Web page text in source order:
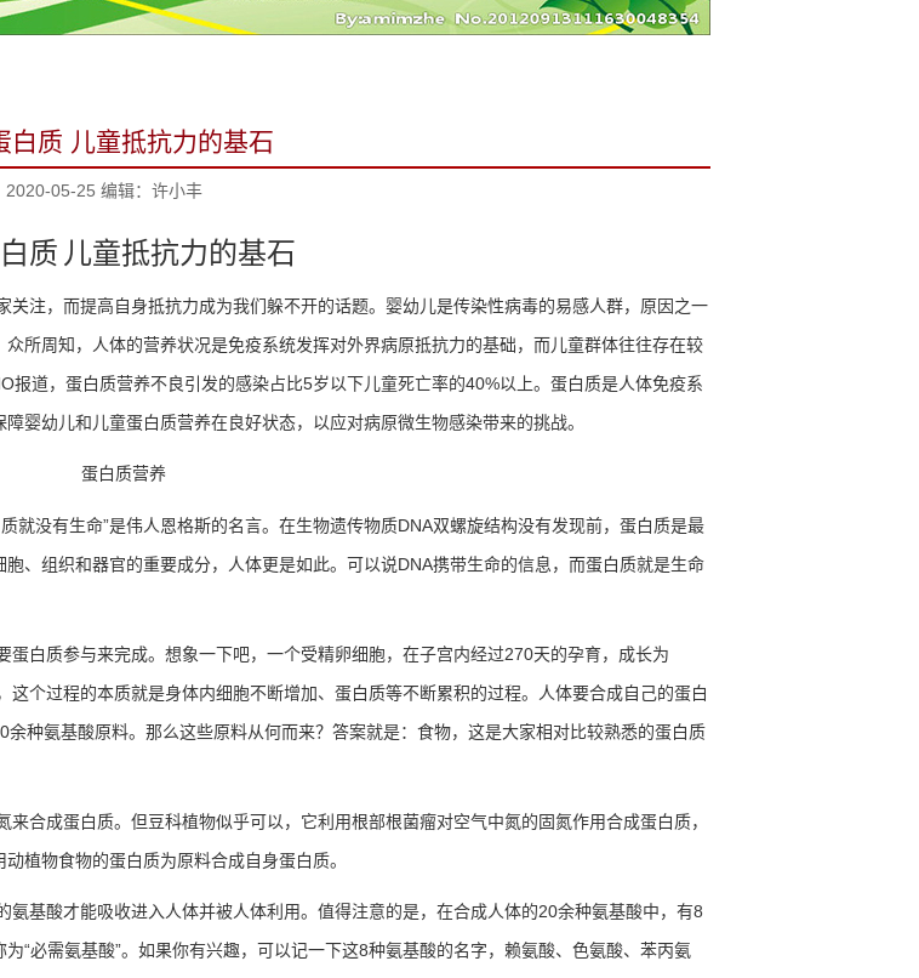
白质 儿童抵抗力的基石
2020-05-25 编辑：许小丰
质 儿童抵抗力的基石
注，而提高自身抵抗力成为我们躲不开的话题。婴幼儿是传染性病毒的易感人群，原因之一
所周知，人体的营养状况是免疫系统发挥对外界病原抵抗力的基础，而儿童群体往往存在较
报道，蛋白质营养不良引发的感染占比5岁以下儿童死亡率的40%以上。蛋白质是人体免疫系
婴幼儿和儿童蛋白质营养在良好状态，以应对病原微生物感染带来的挑战。
蛋白质营养
就没有生命”是伟人恩格斯的名言。在生物遗传物质DNA双螺旋结构没有发现前，蛋白质是最
、组织和器官的重要成分，人体更是如此。可以说DNA携带生命的信息，而蛋白质就是生命
白质参与来完成。想象一下吧，一个受精卵细胞，在子宫内经过270天的孕育，成长为
这个过程的本质就是身体内细胞不断增加、蛋白质等不断累积的过程。人体要合成自己的蛋白
余种氨基酸原料。那么这些原料从何而来？答案就是：食物，这是大家相对比较熟悉的蛋白质
合成蛋白质。但豆科植物似乎可以，它利用根部根菌瘤对空气中氮的固氮作用合成蛋白质，
植物食物的蛋白质为原料合成自身蛋白质。
基酸才能吸收进入人体并被人体利用。值得注意的是，在合成人体的20余种氨基酸中，有8
为“必需氨基酸”。如果你有兴趣，可以记一下这8种氨基酸的名字，赖氨酸、色氨酸、苯丙氨